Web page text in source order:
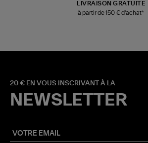
LIVRAISON GRATUITE
à partir de 150 € d'achat*
20 € EN VOUS INSCRIVANT À LA
NEWSLETTER